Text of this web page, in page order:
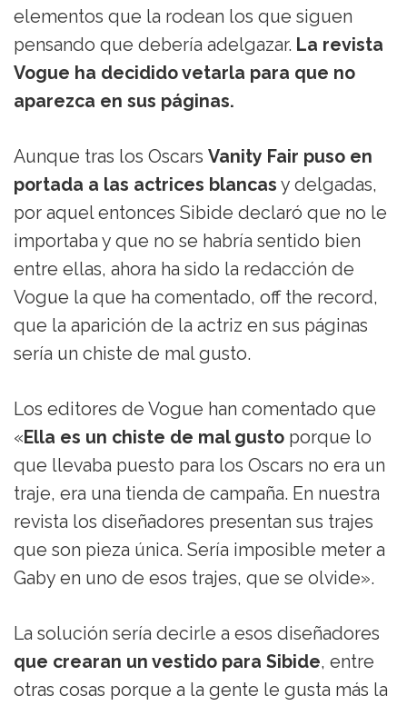
elementos que la rodean los que siguen
pensando que debería adelgazar. La revista
Vogue ha decidido vetarla para que no
aparezca en sus páginas.
Aunque tras los Oscars Vanity Fair puso en
portada a las actrices blancas y delgadas,
por aquel entonces Sibide declaró que no le
importaba y que no se habría sentido bien
entre ellas, ahora ha sido la redacción de
Vogue la que ha comentado, off the record,
que la aparición de la actriz en sus páginas
sería un chiste de mal gusto.
Los editores de Vogue han comentado que
«Ella es un chiste de mal gusto porque lo
que llevaba puesto para los Oscars no era un
traje, era una tienda de campaña. En nuestra
revista los diseñadores presentan sus trajes
que son pieza única. Sería imposible meter a
Gaby en uno de esos trajes, que se olvide».
La solución sería decirle a esos diseñadores
que crearan un vestido para Sibide, entre
otras cosas porque a la gente le gusta más la